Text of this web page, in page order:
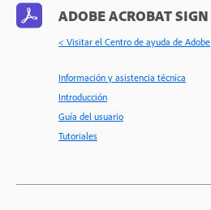
ADOBE ACROBAT SIGN
< Visitar el Centro de ayuda de Adobe
Información y asistencia técnica
Introducción
Guía del usuario
Tutoriales